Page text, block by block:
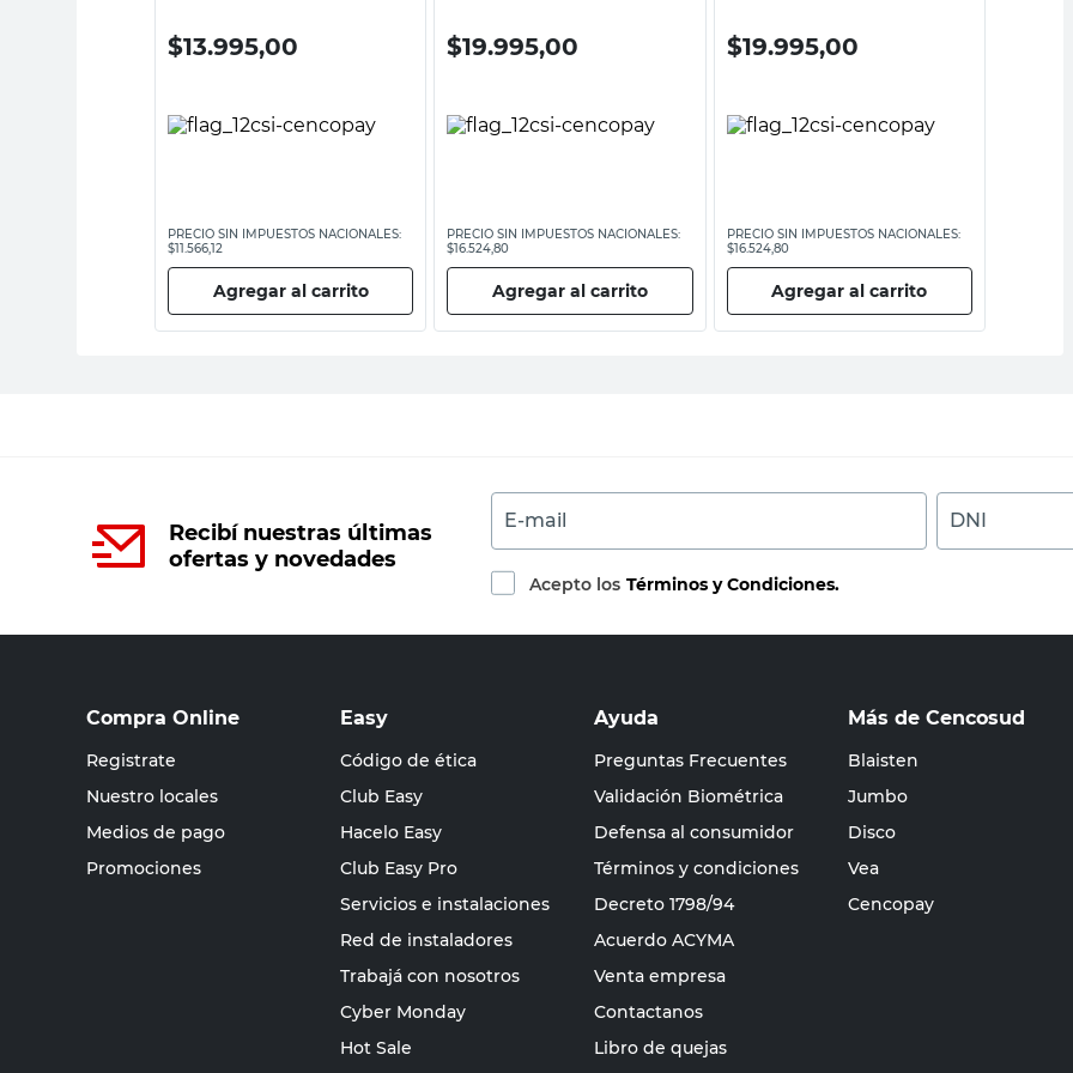
$13.995,00
PRECIO SIN IMPUESTOS NACIONALES:
$11.566,12
Agregar al carrito
$19.995,00
PRECIO SIN IMPUESTOS NACIONALES:
$16.524,80
Agregar al carrito
$19.995,00
PRECIO SIN IMPUESTOS NACIONALES:
$16.524,80
Agregar al carrito
Recibí nuestras últimas
ofertas y novedades
E-mail DNI
Acepto los Términos y Condiciones.
Compra Online
Registrate
Nuestro locales
Medios de pago
Promociones
Easy
Código de ética
Club Easy
Hacelo Easy
Club Easy Pro
Servicios e instalaciones
Red de instaladores
Trabajá con nosotros
Cyber Monday
Hot Sale
Ayuda
Preguntas Frecuentes
Validación Biométrica
Defensa al consumidor
Términos y condiciones
Decreto 1798/94
Acuerdo ACYMA
Venta empresa
Contactanos
Libro de quejas
Más de Cencosud
Blaisten
Jumbo
Disco
Vea
Cencopay